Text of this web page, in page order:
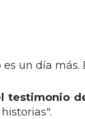
un día
testimonio